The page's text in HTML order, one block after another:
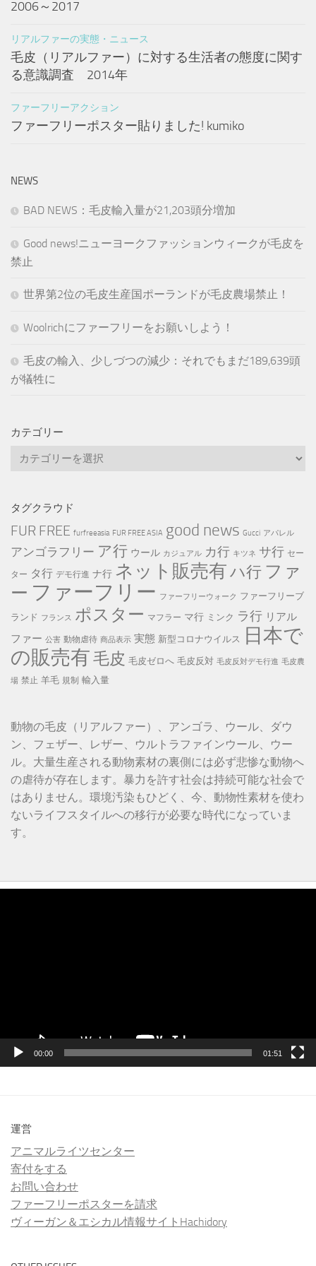
2006～2017
リアルファーの実態・ニュース
毛皮（リアルファー）に対する生活者の態度に関す
る意識調査 2014年
ファーフリーアクション
ファーフリーポスター貼りました! kumiko
NEWS
BAD NEWS：毛皮輸入量が21,203頭分増加
Good news!ニューヨークファッションウィークが毛皮を
禁止
世界第2位の毛皮生産国ポーランドが毛皮農場禁止！
Woolrichにファーフリーをお願いしよう！
毛皮の輸入、少しづつの減少：それでもまだ189,639頭
が犠牲に
カテゴリー
カ
リ
ー
タグクラウド
FUR FREE furfreeasia FUR FREE ASIA good news Gucci アパレル
アンゴラフリー ア行 ウール カジュアル カ行 キツネ サ行 セー
ター タ行 デモ行進 ナ行 ネット販売有ハ行 ファ
ー ファーフリー ファーフリーウォーク ファーフリーブ
ランド フランス ポスター マフラー マ行 ミンク ラ行 リアル
ファー 公害 動物虐待 商品表示 実態 新型コロナウイルス
日本で
の販売有毛皮 毛皮ゼロへ 毛皮反対 毛皮反対デモ行進 毛皮農
場 禁止 羊毛 規制 輸入量
動物の毛皮（リアルファー）、アンゴラ、ウール、ダウ
ン、フェザー、レザー、ウルトラファインウール、ウー
ル。大量生産される動物素材の裏側には必ず悲惨な動物へ
の虐待が存在します。暴力を許す社会は持続可能な社会で
はありません。環境汚染もひどく、今、動物性素材を使わ
ないライフスタイルへの移行が必要な時代になっていま
す。
00:00 01:51
運営
アニマルライツセンター
寄付をする
お問い合わせ
ファーフリーポスターを請求
ヴィーガン＆エシカル情報サイトHachidory